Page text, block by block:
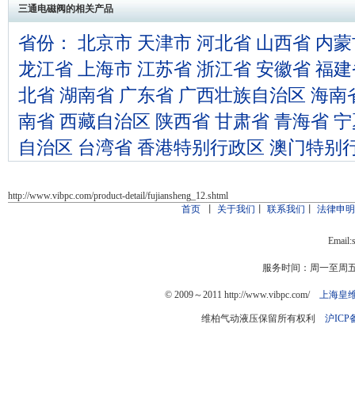
三通电磁阀的相关产品
省份： 北京市 天津市 河北省 山西省 内
龙江省 上海市 江苏省 浙江省 安徽省 福
北省 湖南省 广东省 广西壮族自治区 海南
南省 西藏自治区 陕西省 甘肃省 青海省
自治区 台湾省 香港特别行政区 澳门特别
http://www.vibpc.com/product-detail/fujiansheng_12.shtml
首页
关于我们 丨联系我们 丨法律申明
服务时间：周一至周
© 2009～2011 http://www.vibpc.com/ 上海皇
维柏气动液压保留所有权利 沪ICP